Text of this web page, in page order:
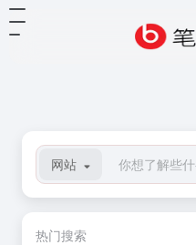
网站
热门搜索